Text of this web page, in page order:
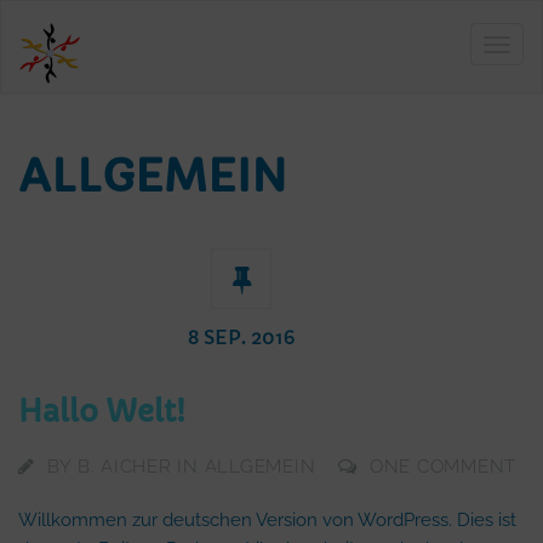
ALLGEMEIN
8 SEP. 2016
Hallo Welt!
ALLGEMEIN ONE COMMENT
Willkommen zur deutschen Version von WordPress. Dies ist